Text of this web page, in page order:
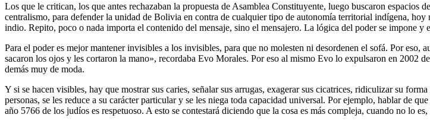
Los que le critican, los que antes rechazaban la propuesta de Asamblea Constituyente, luego buscaron
centralismo, para defender la unidad de Bolivia en contra de cualquier tipo de autonomía territorial indígena,
indio. Repito, poco o nada importa el contenido del mensaje, sino el mensajero. La lógica del poder se impone y
Para el poder es mejor mantener invisibles a los invisibles, para que no molesten ni desordenen el sofá. Por
sacaron los ojos y les cortaron la mano», recordaba Evo Morales. Por eso al mismo Evo lo expulsaron en 2002
demás muy de moda.
Y si se hacen visibles, hay que mostrar sus caries, señalar sus arrugas, exagerar sus cicatrices, ridiculizar su
personas, se les reduce a su carácter particular y se les niega toda capacidad universal. Por ejemplo, hablar de
año 5766 de los judíos es respetuoso. A esto se contestará diciendo que la cosa es más compleja, cuando no lo